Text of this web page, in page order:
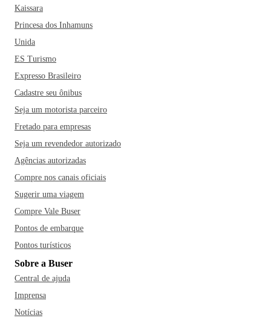
Kaissara
Princesa dos Inhamuns
Unida
ES Turismo
Expresso Brasileiro
Cadastre seu ônibus
Seja um motorista parceiro
Fretado para empresas
Seja um revendedor autorizado
Agências autorizadas
Compre nos canais oficiais
Sugerir uma viagem
Compre Vale Buser
Pontos de embarque
Pontos turísticos
Sobre a Buser
Central de ajuda
Imprensa
Notícias